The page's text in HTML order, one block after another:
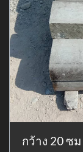
กว้าง 20 ซ